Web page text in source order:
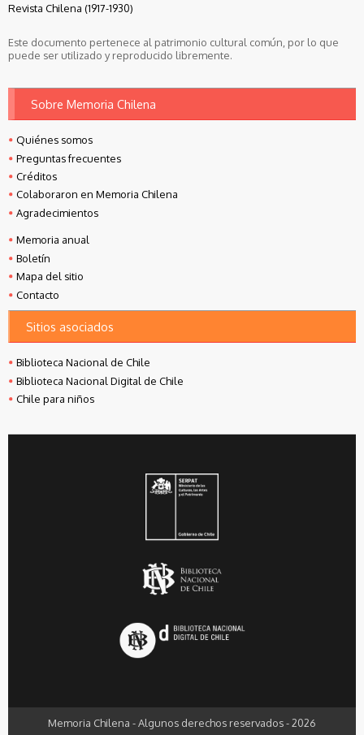
Revista Chilena (1917-1930)
Este documento pertenece al patrimonio cultural común, por lo que
puede ser utilizado y reproducido libremente.
Sobre Memoria Chilena
Quiénes somos
Preguntas frecuentes
Créditos
Colaboraron en Memoria Chilena
Agradecimientos
Memoria anual
Boletín
Mapa del sitio
Contacto
Sitios asociados
Biblioteca Nacional de Chile
Biblioteca Nacional Digital de Chile
Chile para niños
Memoria Chilena - Algunos derechos reservados - 2026